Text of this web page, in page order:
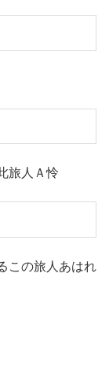
旅人Ａ怜
この旅人あはれ